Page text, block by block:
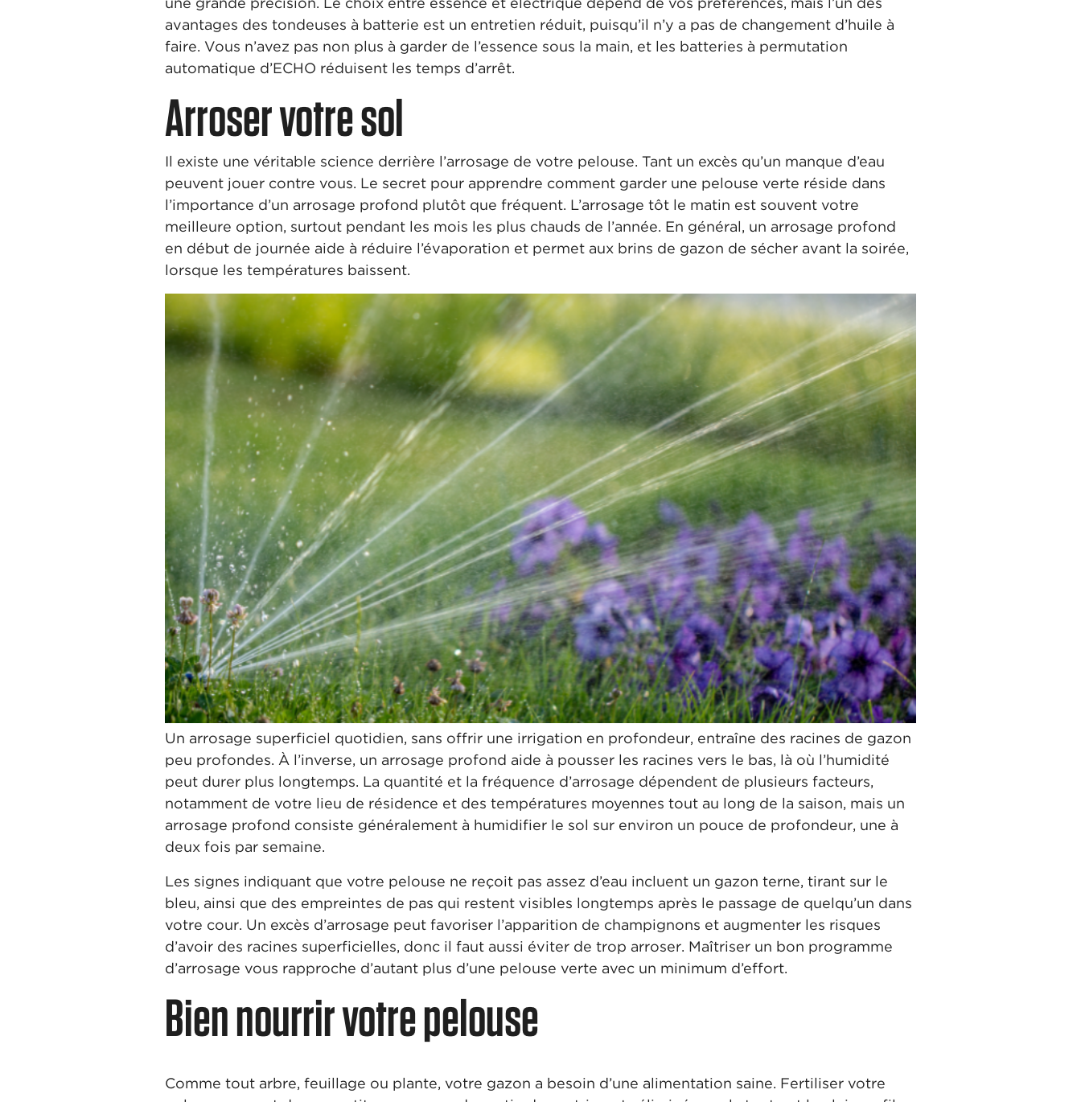
avantages des tondeuses à batterie est un entretien réduit, puisqu’il n’y a pas de changement d’huile à
faire. Vous n’avez pas non plus à garder de l’essence sous la main, et les batteries à permutation
automatique d’ECHO réduisent les temps d’arrêt.
Arroser votre sol
Il existe une véritable science derrière l’arrosage de votre pelouse. Tant un excès qu’un manque d’eau
peuvent jouer contre vous. Le secret pour apprendre comment garder une pelouse verte réside dans
l’importance d’un arrosage profond plutôt que fréquent. L’arrosage tôt le matin est souvent votre
meilleure option, surtout pendant les mois les plus chauds de l’année. En général, un arrosage profond
en début de journée aide à réduire l’évaporation et permet aux brins de gazon de sécher avant la soirée,
lorsque les températures baissent.
Un arrosage superficiel quotidien, sans offrir une irrigation en profondeur, entraîne des racines de gazon
peu profondes. À l’inverse, un arrosage profond aide à pousser les racines vers le bas, là où l’humidité
peut durer plus longtemps. La quantité et la fréquence d’arrosage dépendent de plusieurs facteurs,
notamment de votre lieu de résidence et des températures moyennes tout au long de la saison, mais un
arrosage profond consiste généralement à humidifier le sol sur environ un pouce de profondeur, une à
deux fois par semaine.
Les signes indiquant que votre pelouse ne reçoit pas assez d’eau incluent un gazon terne, tirant sur le
bleu, ainsi que des empreintes de pas qui restent visibles longtemps après le passage de quelqu’un dans
votre cour. Un excès d’arrosage peut favoriser l’apparition de champignons et augmenter les risques
d’avoir des racines superficielles, donc il faut aussi éviter de trop arroser. Maîtriser un bon programme
d’arrosage vous rapproche d’autant plus d’une pelouse verte avec un minimum d’effort.
Bien nourrir votre pelouse
Comme tout arbre, feuillage ou plante, votre gazon a besoin d’une alimentation saine. Fertiliser votre